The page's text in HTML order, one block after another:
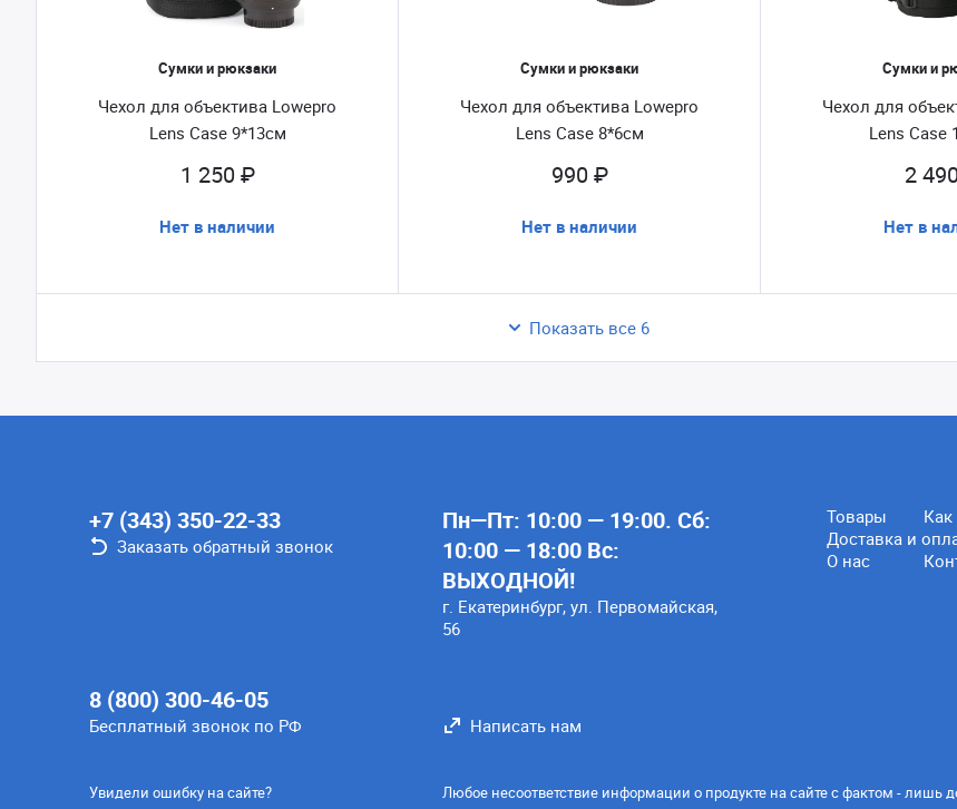
Сумки и рюкзаки
Чехол для объектива Lowepro
Lens Case 9*13см
1 250 ₽
Нет в наличии
Сумки и рюкзаки
Чехол для объектива Lowepro
Lens Case 8*6см
990 ₽
Нет в наличии
Сумки и
Чехол для
Lens Case
2
Нет в
Показать все 6
+7 (343) 350-22-33
Заказать обратный звонок
8 (800) 300-46-05
Бесплатный звонок по РФ
Пн—Пт: 10:00 — 19:00. Сб:
10:00 — 18:00 Вс:
ВЫХОДНОЙ!
г. Екатеринбург, ул. Первомайская,
56
Товары
Как
Доставка и
О нас
Написать нам
Увидели ошибку на сайте?
Любое несоответствие информации о продукте на сайте с фактом - лишь